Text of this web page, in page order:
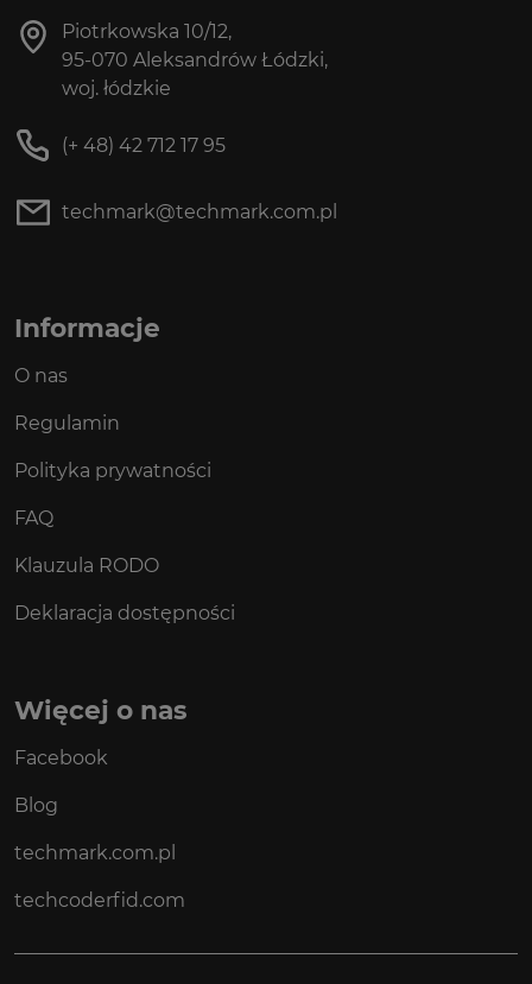
Piotrkowska 10/12,
95-070 Aleksandrów Łódzki,
woj. łódzkie
(+ 48) 42 712 17 95
techmark@techmark.com.pl
Informacje
O nas
Regulamin
Polityka prywatności
FAQ
Klauzula RODO
Deklaracja dostępności
Więcej o nas
Facebook
Blog
techmark.com.pl
techcoderfid.com